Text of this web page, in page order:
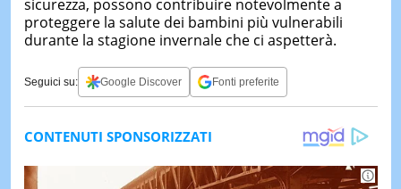
sicurezza, possono contribuire notevolmente a
proteggere la salute dei bambini più vulnerabili
durante la stagione invernale che ci aspetterà.
Seguici su: Google Discover Fonti preferite